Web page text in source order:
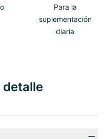
Para la
suplementación
diaria
detalle